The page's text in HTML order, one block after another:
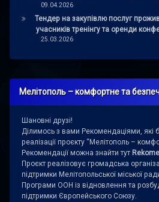
09.04.2026
Тендер на закупівлю послуг
учасників тренінгу та оренди
25.03.2026
Мелітополь – комфортне та
Шановні друзі!
Ділимось з вами Рекомендаціями, які
реалізації проєкту “Мелітополь –
Рекомендації можна знайти тут
Проєкт реалізовує громадська
підтримки Мелітопольської міської
Програми ООН із відновлення та
підтримки Європейського Союзу.